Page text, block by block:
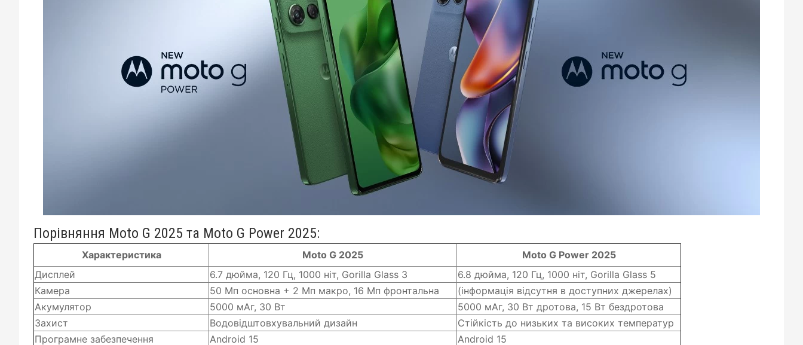
Порівняння Moto G 2025 та Moto G Power 2025:
Характеристика Moto G 2025
Moto G Power 2025
Дисплей
6.7 дюйма, 120 Гц, 1000 ніт, Gorilla Glass 3
6.8 дюйма, 120 Гц, 1000 ніт, Gorilla Glass 5
Камера
50 Мп основна + 2 Мп макро, 16 Мп фронтальна
(інформація відсутня в доступних джерелах)
Акумулятор
5000 мАг, 30 Вт
5000 мАг, 30 Вт дротова, 15 Вт бездротова
Захист
Водовідштовхувальний дизайн
Стійкість до низьких та високих температур
Програмне забезпечення
Android 15
Android 15